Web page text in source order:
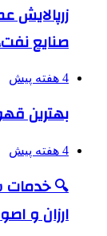
صنایع
4 هفته پیش
بهترین
4 هفته پیش
ارزان و